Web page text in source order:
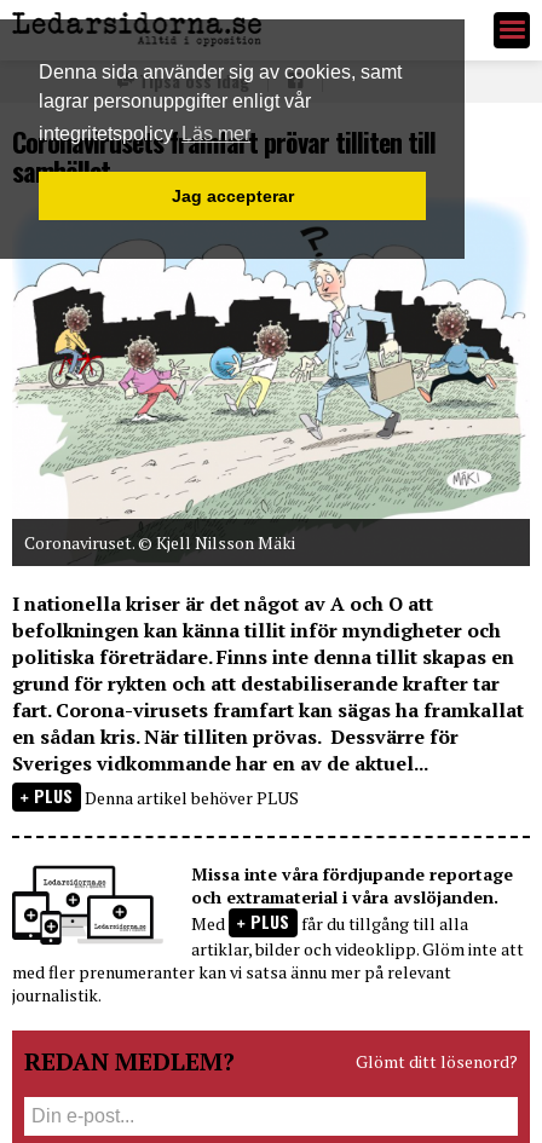
Denna sida använder sig av cookies, samt
lagrar personuppgifter enligt vår
integritetspolicyLäs mer
Jag accepterar
Ledarsidorna.se
Tipsa oss idag
Coronavirusets framfart prövar tilliten till
samhället
Coronaviruset. © Kjell Nilsson Mäki
I nationella kriser är det något av A och O att
befolkningen kan känna tillit inför myndigheter och
politiska företrädare. Finns inte denna tillit skapas en
grund för rykten och att destabiliserande krafter tar
fart. Corona-virusets framfart kan sägas ha framkallat
en sådan kris. När tilliten prövas. Dessvärre för
Sveriges vidkommande har en av de aktuel...
PLUS Denna artikel behöver PLUS
Missa inte våra fördjupande reportage
och extramaterial i våra avslöjanden.
Med
PLUS får du tillgång till alla
artiklar, bilder och videoklipp. Glöm inte att
med fler prenumeranter kan vi satsa ännu mer på relevant
journalistik.
REDAN MEDLEM? Glömt ditt lösenord?